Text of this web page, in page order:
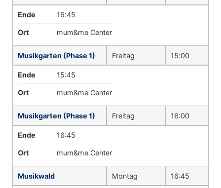
Ende 16:45
Ort mum&me Center
Musikgarten (Phase 1) Freitag 15:00
Ende 15:45
Ort mum&me Center
Musikgarten (Phase 1) Freitag 16:00
Ende 16:45
Ort mum&me Center
Musikwald Montag 16:45